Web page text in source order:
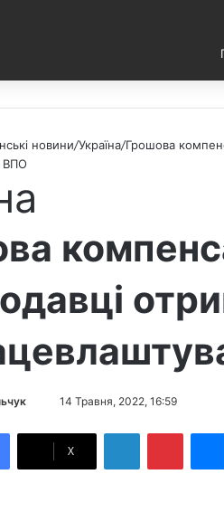
новини/Україна/Грошова
ВПО
d
14 Травня, 2022, 16:59
X